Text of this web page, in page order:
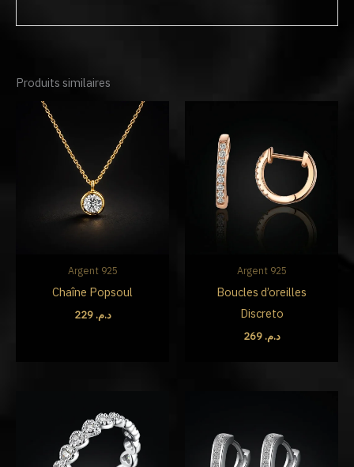
Produits similaires
Argent 925
Chaîne Popsoul
د.م. 229
Argent 925
Boucles d’oreilles
Discreto
د.م. 269